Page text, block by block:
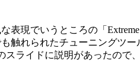
表現でいうところの「
触れられたチューニングツ
ライドに説明があったので